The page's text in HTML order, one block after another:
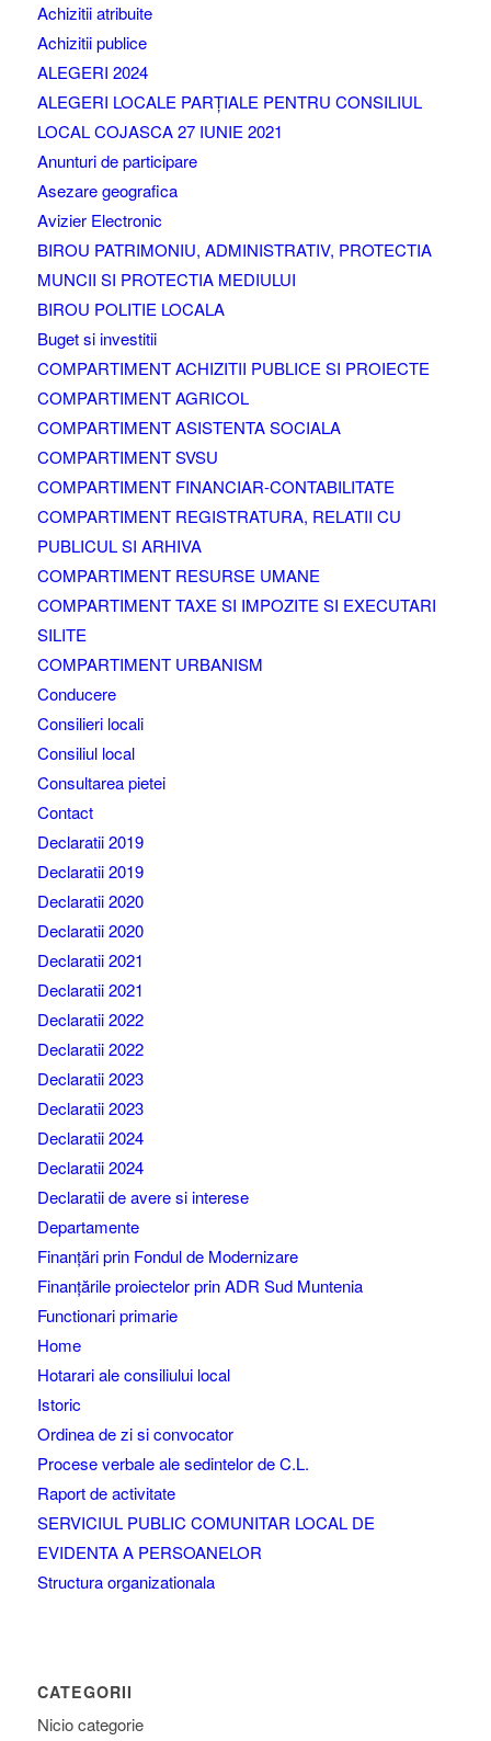
Achizitii atribuite
Achizitii publice
ALEGERI 2024
ALEGERI LOCALE PARȚIALE PENTRU CONSILIUL
LOCAL COJASCA 27 IUNIE 2021
Anunturi de participare
Asezare geografica
Avizier Electronic
BIROU PATRIMONIU, ADMINISTRATIV, PROTECTIA
MUNCII SI PROTECTIA MEDIULUI
BIROU POLITIE LOCALA
Buget si investitii
COMPARTIMENT ACHIZITII PUBLICE SI PROIECTE
COMPARTIMENT AGRICOL
COMPARTIMENT ASISTENTA SOCIALA
COMPARTIMENT SVSU
COMPARTIMENT FINANCIAR-CONTABILITATE
COMPARTIMENT REGISTRATURA, RELATII CU
PUBLICUL SI ARHIVA
COMPARTIMENT RESURSE UMANE
COMPARTIMENT TAXE SI IMPOZITE SI EXECUTARI
SILITE
COMPARTIMENT URBANISM
Conducere
Consilieri locali
Consiliul local
Consultarea pietei
Contact
Declaratii 2019
Declaratii 2019
Declaratii 2020
Declaratii 2020
Declaratii 2021
Declaratii 2021
Declaratii 2022
Declaratii 2022
Declaratii 2023
Declaratii 2023
Declaratii 2024
Declaratii 2024
Declaratii de avere si interese
Departamente
Finanțări prin Fondul de Modernizare
Finanțările proiectelor prin ADR Sud Muntenia
Functionari primarie
Home
Hotarari ale consiliului local
Istoric
Ordinea de zi si convocator
Procese verbale ale sedintelor de C.L.
Raport de activitate
SERVICIUL PUBLIC COMUNITAR LOCAL DE
EVIDENTA A PERSOANELOR
Structura organizationala
CATEGORII
Nicio categorie